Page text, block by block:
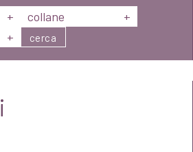
+ collane
+
+ cerca